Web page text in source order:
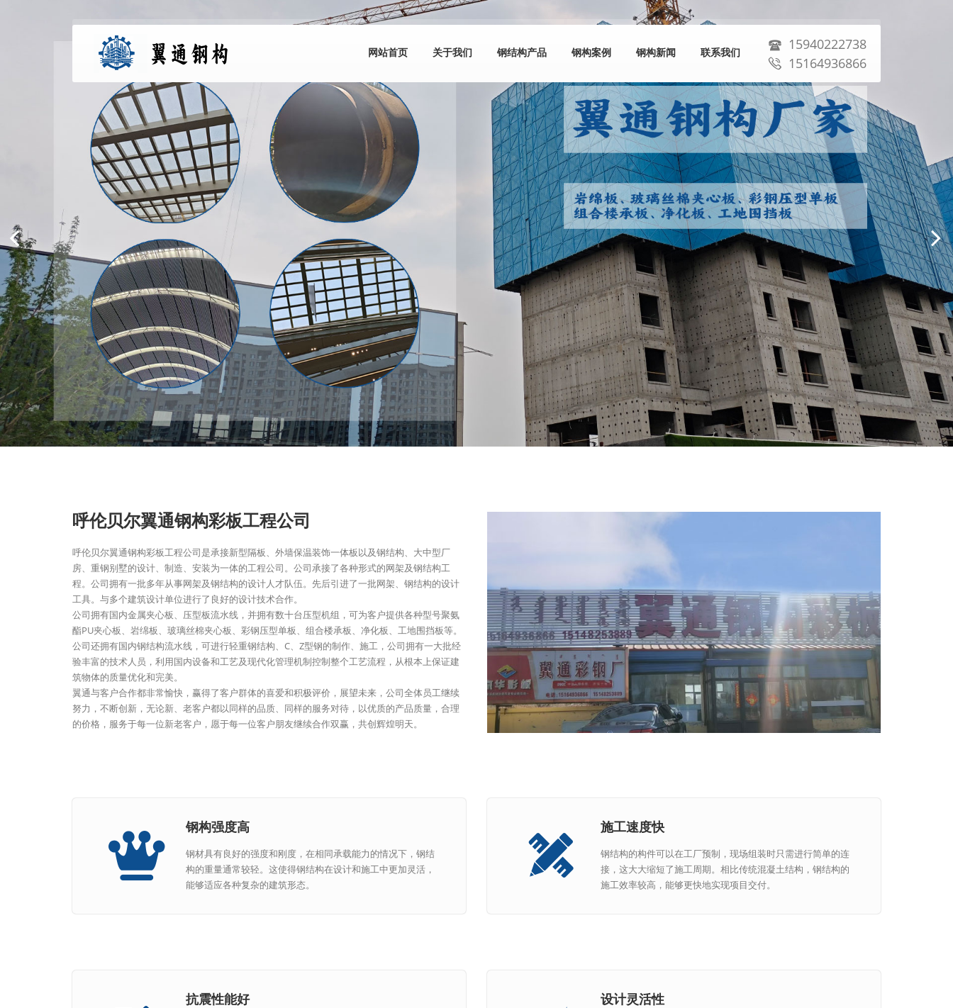
网站首页 关于我们 钢结构产品 钢构案例 钢构新闻 联系我们
15940222738
15164936866
呼伦贝尔翼通钢构彩板工程公司
呼伦贝尔翼通钢构彩板工程公司是承接新型隔板、外墙保温装饰一体板以及钢结构、大中型厂
房、重钢别墅的设计、制造、安装为一体的工程公司。公司承接了各种形式的网架及钢结构工
程。公司拥有一批多年从事网架及钢结构的设计人才队伍。先后引进了一批网架、钢结构的设计
工具。与多个建筑设计单位进行了良好的设计技术合作。
公司拥有国内金属夹心板、压型板流水线，并拥有数十台压型机组，可为客户提供各种型号聚氨
酯PU夹心板、岩绵板、玻璃丝棉夹心板、彩钢压型单板、组合楼承板、净化板、工地围挡板等。
公司还拥有国内钢结构流水线，可进行轻重钢结构、C、Z型钢的制作、施工，公司拥有一大批经
验丰富的技术人员，利用国内设备和工艺及现代化管理机制控制整个工艺流程，从根本上保证建
筑物体的质量优化和完美。
翼通与客户合作都非常愉快，赢得了客户群体的喜爱和积极评价，展望未来，公司全体员工继续
努力，不断创新，无论新、老客户都以同样的品质、同样的服务对待，以优质的产品质量，合理
的价格，服务于每一位新老客户，愿于每一位客户朋友继续合作双赢，共创辉煌明天。
钢构强度高
钢材具有良好的强度和刚度，在相同承载能力的情况下，钢结
构的重量通常较轻。这使得钢结构在设计和施工中更加灵活，
能够适应各种复杂的建筑形态。
施工速度快
钢结构的构件可以在工厂预制，现场组装时只需进行简单的连
接，这大大缩短了施工周期。相比传统混凝土结构，钢结构的
施工效率较高，能够更快地实现项目交付。
抗震性能好 设计灵活性